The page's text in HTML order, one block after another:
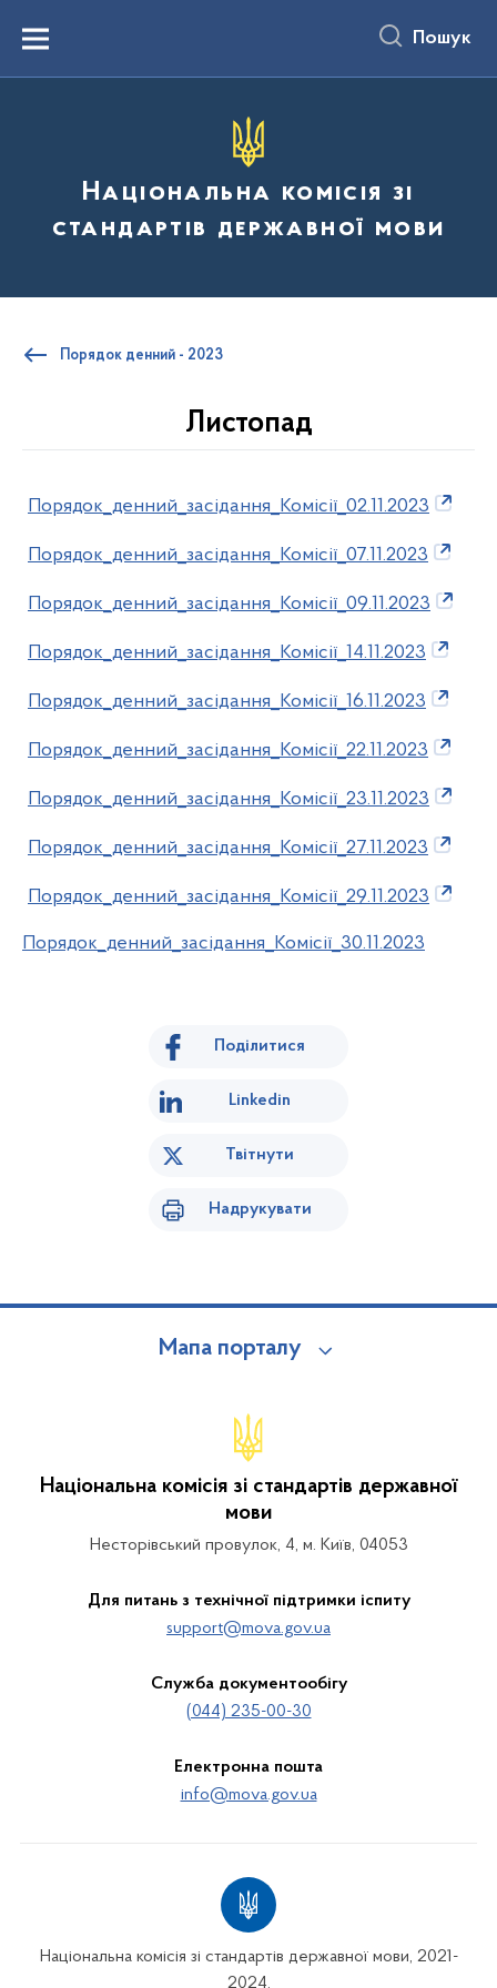
вмістуMenu Пошук
Національна комісія зі
стандартів державної мови
Порядок денний - 2023
Листопад
Порядок_денний_засідання_Комісії_02.11.2023
Порядок_денний_засідання_Комісії_07.11.2023
Порядок_денний_засідання_Комісії_09.11.2023
Порядок_денний_засідання_Комісії_14.11.2023
Порядок_денний_засідання_Комісії_16.11.2023
Порядок_денний_засідання_Комісії_22.11.2023
Порядок_денний_засідання_Комісії_23.11.2023
Порядок_денний_засідання_Комісії_27.11.2023
Порядок_денний_засідання_Комісії_29.11.2023
Порядок_денний_засідання_Комісії_30.11.2023
Поділитися
Linkedin
Твітнути
Надрукувати
Мапа порталу
Національна комісія зі стандартів державної
мови
Несторівський провулок, 4, м. Київ, 04053
Для питань з технічної підтримки іспиту
support@mova.gov.ua
Служба документообігу
(044) 235-00-30
Електронна пошта
info@mova.gov.ua
Національна комісія зі стандартів державної мови, 2021-
2024.